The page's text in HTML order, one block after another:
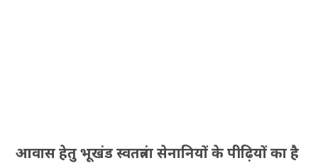
आवास हेतु भूखंड स्वतत्रंता सेनानियों के पीढ़ियों का है